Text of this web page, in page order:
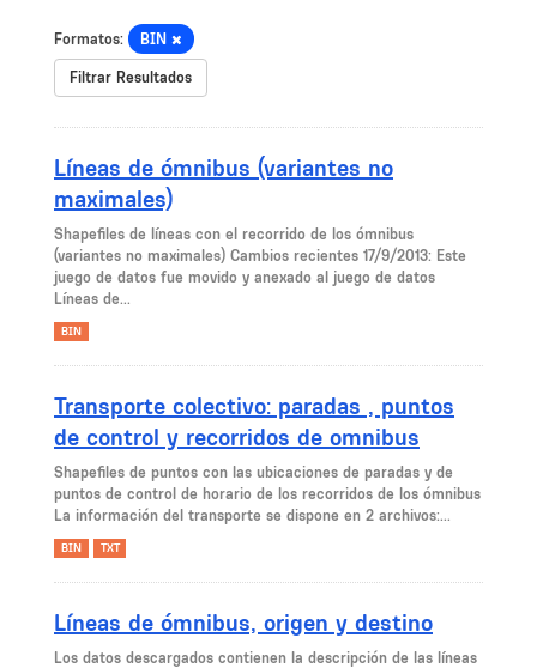
Formatos: BIN
Filtrar Resultados
Líneas de ómnibus (variantes no
maximales)
Shapefiles de líneas con el recorrido de los ómnibus
(variantes no maximales) Cambios recientes 17/9/2013: Este
juego de datos fue movido y anexado al juego de datos
Líneas de...
BIN
Transporte colectivo: paradas , puntos
de control y recorridos de omnibus
Shapefiles de puntos con las ubicaciones de paradas y de
puntos de control de horario de los recorridos de los ómnibus
La información del transporte se dispone en 2 archivos:...
BIN TXT
Líneas de ómnibus, origen y destino
Los datos descargados contienen la descripción de las líneas